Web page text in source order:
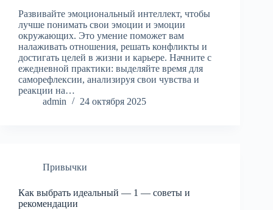
Развивайте эмоциональный интеллект, чтобы
лучше понимать свои эмоции и эмоции
окружающих. Это умение поможет вам
налаживать отношения, решать конфликты и
достигать целей в жизни и карьере. Начните с
ежедневной практики: выделяйте время для
саморефлексии, анализируя свои чувства и
реакции на…
admin
24 октября 2025
Привычки
Как выбрать идеальный — 1 — советы и
рекомендации